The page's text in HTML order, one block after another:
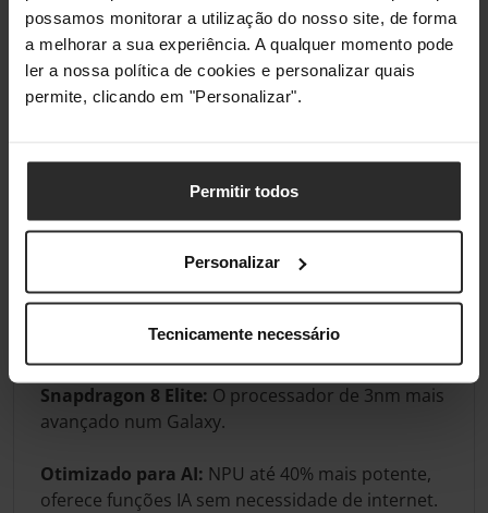
possamos monitorar a utilização do nosso site, de forma
a melhorar a sua experiência. A qualquer momento pode
ler a nossa política de cookies e personalizar quais
permite, clicando em "Personalizar".
Permitir todos
Personalizar
Tecnicamente necessário
Video 10 Bit HDR:Capture até 4x mais detalhes
em destaques, sombras e zoom alternando
entre diferentes lentes com um efeito suave
UMA NOVA FORMA DE JOGAR
executar várias funções de IA no próprio
dispositivo, sem a necessidade de conexão. Além
disso, o Galaxy S25 tem os componentes mais
experiencia num Smartphone.
Snapdragon 8 Elite: O processador de 3nm mais
avançado num Galaxy.
Otimizado para AI: NPU até 40% mais potente,
oferece funções IA sem necessidade de internet.